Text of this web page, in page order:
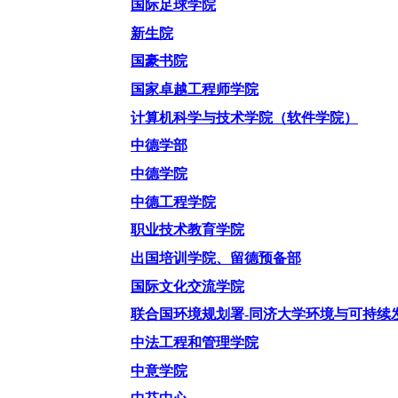
国际足球学院
新生院
国豪书院
国家卓越工程师学院
计算机科学与技术学院（软件学院）
中德学部
中德学院
中德工程学院
职业技术教育学院
出国培训学院、留德预备部
国际文化交流学院
联合国环境规划署-同济大学环境与可持续
中法工程和管理学院
中意学院